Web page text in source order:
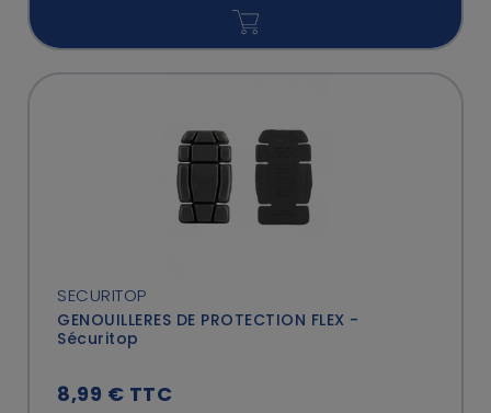
SECURITOP
GENOUILLERES DE PROTECTION FLEX -
Sécuritop
8,99 € TTC